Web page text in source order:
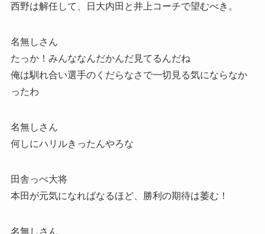
西野は解任して、日大内田と井上コーチで望むべき。
名無しさん
たっか！みんななんだかんだ見てるんだね
俺は馴れ合い選手のくだらなさで一切見る気にならなか
ったわ
名無しさん
何しにハリルきったんやろな
田舎っぺ大将
本田が元気になればなるほど、勝利の期待は萎む！
名無しさん